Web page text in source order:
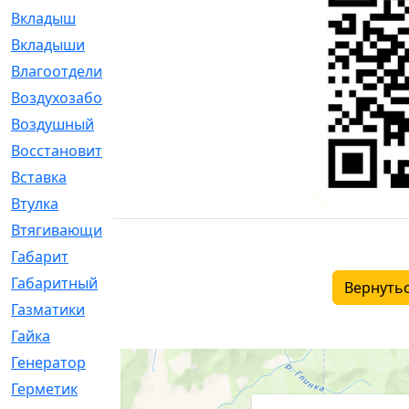
Вкладыш
Вкладыши
Влагоотделитель
Воздухозаборник
Воздушный
Восстановительный
Вставка
Втулка
Втягивающий
Габарит
Габаритный
Газматики
Гайка
Генератор
[148]
Герметик
[15]